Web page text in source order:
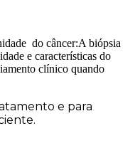
do câncer:A biópsia
e características do
clínico quando
e para